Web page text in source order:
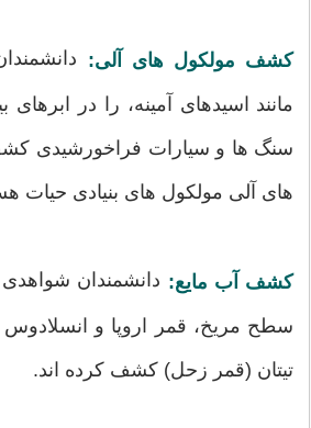
کشف مولکول های آلی:
مانند اسیدهای آمینه، را در
سنگ ها و سیارات فراخورشیدی
های آلی مولکول های بنیادی حیات
کشف آب مایع: دانشمندان
سطح مریخ، قمر اروپا و
تیتان (قمر زحل) کشف کرده اند.